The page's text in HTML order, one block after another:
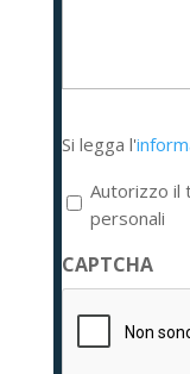
legga
l'informativa
sulla
privacy
*
Si legga l'
Autorizzo il
personali
CAPTCHA